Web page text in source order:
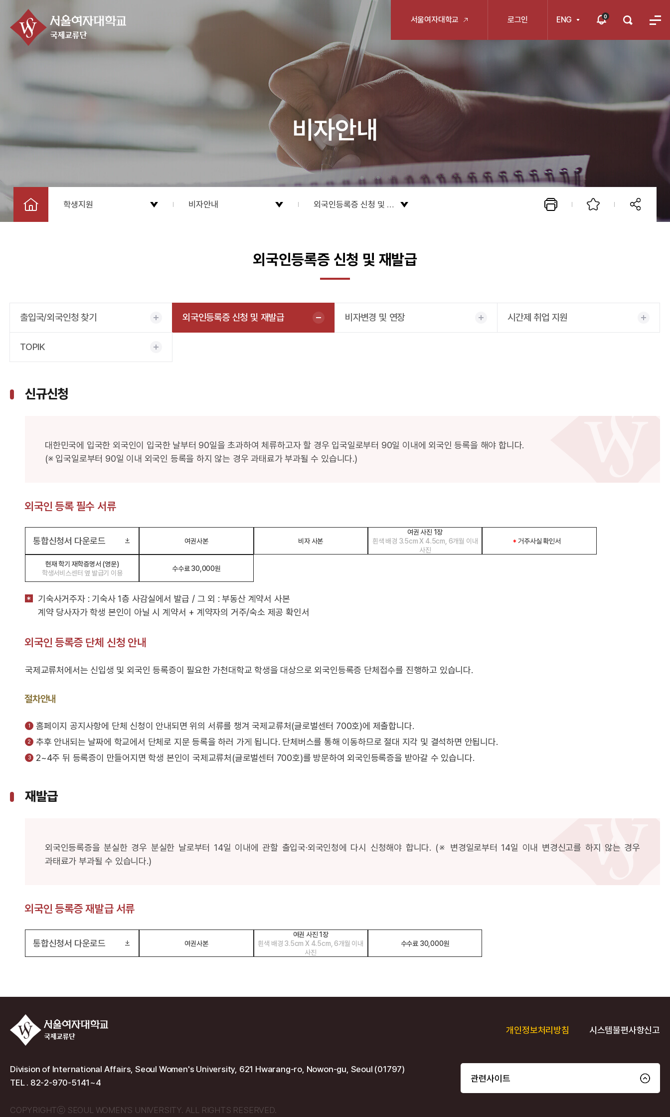
비자안내
서울여자대학교 로그인 ENG 0
학생지원 비자안내 외국인등록증 신청 및 재발급
외국인등록증 신청 및 재발급
출입국/외국인청 찾기 외국인등록증 신청 및 재발급 비자변경 및 연장 시간제 취업 지원
TOPIK
신규신청
대한민국에 입국한 외국인이 입국한 날부터 90일을 초과하여 체류하고자 할 경우 입국일로부터 90일 이내에 외국인 등록을 해야 합니다.
(※ 입국일로부터 90일 이내 외국인 등록을 하지 않는 경우 과태료가 부과될 수 있습니다.)
외국인 등록 필수 서류
통합신청서 다운로드 여권사본 비자 사본
여권 사진 1장
흰색 배경 3.5cm X 4.5cm, 6개월 이내
사진
거주사실 확인서
현재 학기 재학증명서 (영문)
학생서비스센터 옆 발급기 이용
수수료 30,000원
기숙사거주자 : 기숙사 1층 사감실에서 발급 / 그 외 : 부동산 계약서 사본
계약 당사자가 학생 본인이 아닐 시 계약서 + 계약자의 거주/숙소 제공 확인서
외국인 등록증 단체 신청 안내
국제교류처에서는 신입생 및 외국인 등록증이 필요한 가천대학교 학생을 대상으로 외국인등록증 단체접수를 진행하고 있습니다.
절차안내
홈페이지 공지사항에 단체 신청이 안내되면 위의 서류를 챙겨 국제교류처(글로벌센터 700호)에 제출합니다.
추후 안내되는 날짜에 학교에서 단체로 지문 등록을 하러 가게 됩니다. 단체버스를 통해 이동하므로 절대 지각 및 결석하면 안됩니다.
2~4주 뒤 등록증이 만들어지면 학생 본인이 국제교류처(글로벌센터 700호)를 방문하여 외국인등록증을 받아갈 수 있습니다.
재발급
외국인등록증을 분실한 경우 분실한 날로부터 14일 이내에 관할 출입국·외국인청에 다시 신청해야 합니다. (※ 변경일로부터 14일 이내 변경신고를 하지 않는 경우
과태료가 부과될 수 있습니다.)
외국인 등록증 재발급 서류
통합신청서 다운로드 여권사본
여권 사진 1장
흰색 배경 3.5cm X 4.5cm, 6개월 이내
사진
수수료 30,000원
개인정보처리방침 시스템불편사항신고
Division of International Affairs, Seoul Women's University, 621 Hwarang-ro, Nowon-gu, Seoul (01797)
TEL . 82-2-970-5141~4
COPYRIGHTⓒ SEOUL WOMEN’S UNIVERSITY. ALL RIGHTS RESERVED.
관련사이트